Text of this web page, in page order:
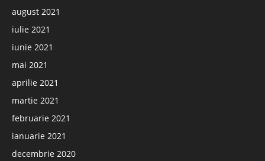
august 2021
iulie 2021
iunie 2021
mai 2021
aprilie 2021
martie 2021
februarie 2021
ianuarie 2021
decembrie 2020